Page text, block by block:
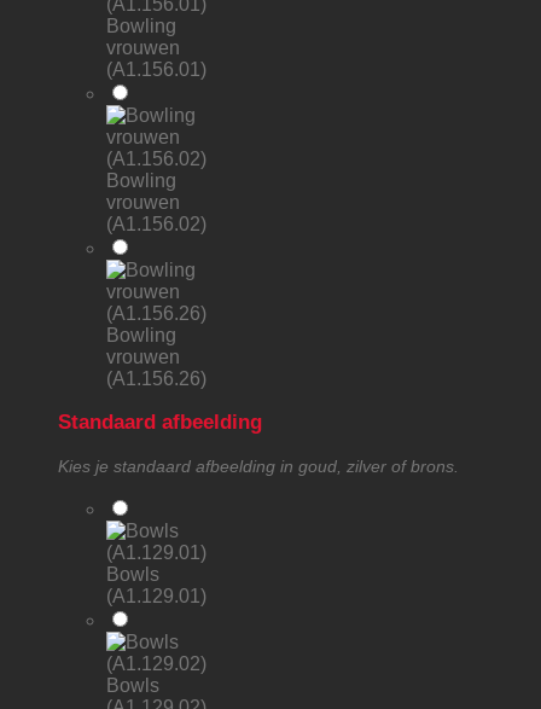
Bowling
vrouwen
(A1.156.01)
Bowling
vrouwen
(A1.156.02)
Bowling
vrouwen
(A1.156.26)
Standaard afbeelding
Kies je standaard afbeelding in goud, zilver of brons.
Bowls
(A1.129.01)
Bowls